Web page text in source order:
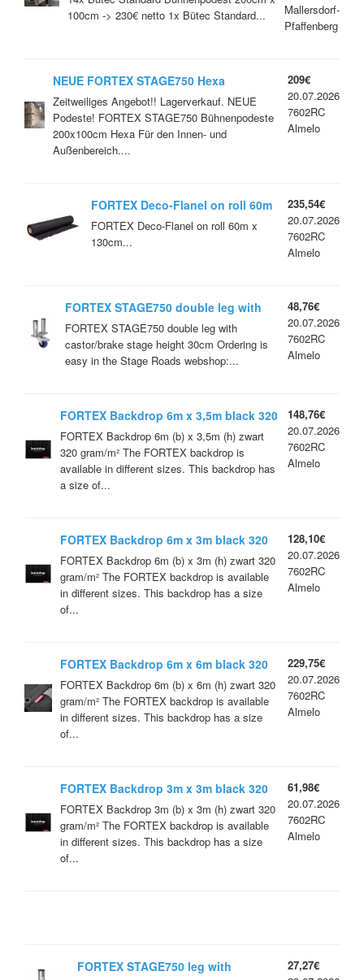
100cm -> 230€ netto 1x Bütec Standard...
Mallersdorf-
Pfaffenberg
NEUE FORTEX STAGE750 Hexa
200x100cm In- & Outdoor Podeste
Zeitweiliges Angebot!! Lagerverkauf. NEUE
Podeste! FORTEX STAGE750 Bühnenpodeste
200x100cm Hexa Für den Innen- und
Außenbereich....
209€
20.07.2026
7602RC
Almelo
FORTEX Deco-Flanel on roll 60m
x 130cm black
FORTEX Deco-Flanel on roll 60m x
130cm...
235,54€
20.07.2026
7602RC
Almelo
FORTEX STAGE750 double leg with
castor/brake stage height 30cm
FORTEX STAGE750 double leg with
castor/brake stage height 30cm Ordering is
easy in the Stage Roads webshop:...
48,76€
20.07.2026
7602RC
Almelo
FORTEX Backdrop 6m x 3,5m black 320
gr/m²
FORTEX Backdrop 6m (b) x 3,5m (h) zwart
320 gram/m² The FORTEX backdrop is
available in different sizes. This backdrop has
a size of...
148,76€
20.07.2026
7602RC
Almelo
FORTEX Backdrop 6m x 3m black 320
gr/m²
FORTEX Backdrop 6m (b) x 3m (h) zwart 320
gram/m² The FORTEX backdrop is available
in different sizes. This backdrop has a size
of...
128,10€
20.07.2026
7602RC
Almelo
FORTEX Backdrop 6m x 6m black 320
gr/m²
FORTEX Backdrop 6m (b) x 6m (h) zwart 320
gram/m² The FORTEX backdrop is available
in different sizes. This backdrop has a size
of...
229,75€
20.07.2026
7602RC
Almelo
FORTEX Backdrop 3m x 3m black 320
gr/m²
FORTEX Backdrop 3m (b) x 3m (h) zwart 320
gram/m² The FORTEX backdrop is available
in different sizes. This backdrop has a size
of...
61,98€
20.07.2026
7602RC
Almelo
FORTEX STAGE750 leg with
27,27€